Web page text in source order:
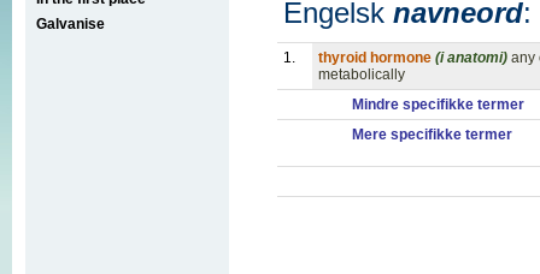
Galvanise
Engelsk navneord:
1. thyroid hormone (i anatomi) any
metabolically
Mindre specifikke termer
Mere specifikke termer